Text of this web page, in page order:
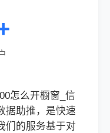
怎么开橱窗_信
据助推，是快速
们的服务基于对